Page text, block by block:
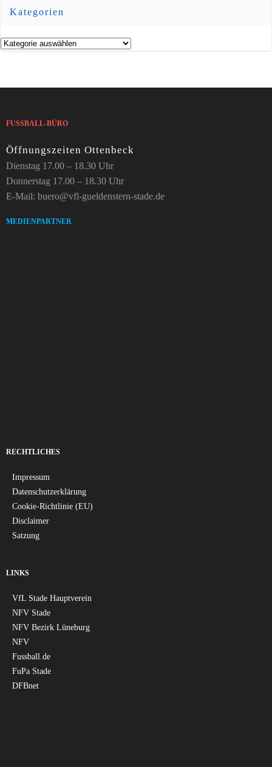
Kategorien
Kategorien
FUSSBALL-BÜRO
Öffnungszeiten Ottenbeck
Dienstag 17.00 – 18.30 Uhr
Donnerstag 17.00 – 18.30 Uhr
E-Mail: buero@vfl-gueldenstern-stade.de
MEDIENPARTNER
RECHTLICHES
Impressum
Datenschutzerklärung
Cookie-Richtlinie (EU)
Disclaimer
Satzung
LINKS
VfL Stade Hauptverein
NFV Stade
NFV Bezirk Lüneburg
NFV
Fussball.de
FuPa Stade
DFBnet